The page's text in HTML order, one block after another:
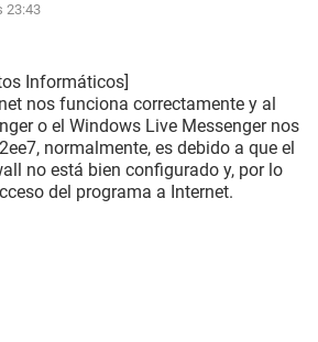
23:43
Informáticos]
nos funciona correctamente y al
o el Windows Live Messenger nos
normalmente, es debido a que el
no está bien configurado y, por lo
del programa a Internet.